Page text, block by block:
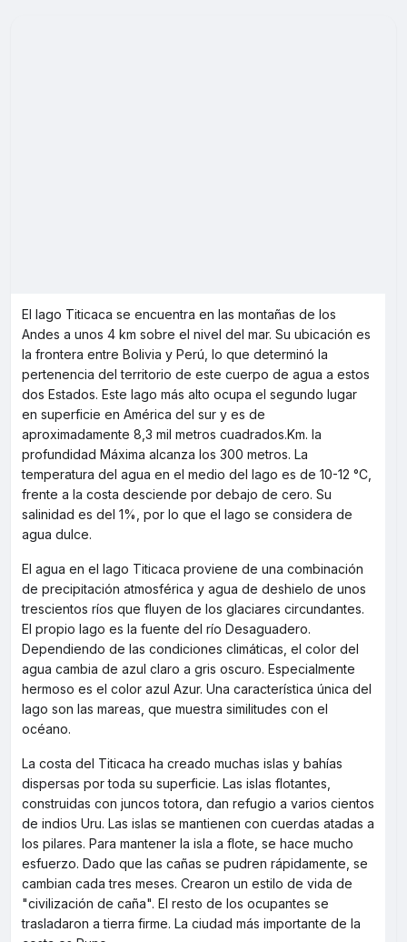
El lago Titicaca se encuentra en las montañas de los
Andes a unos 4 km sobre el nivel del mar. Su ubicación es
la frontera entre Bolivia y Perú, lo que determinó la
pertenencia del territorio de este cuerpo de agua a estos
dos Estados. Este lago más alto ocupa el segundo lugar
en superficie en América del sur y es de
aproximadamente 8,3 mil metros cuadrados.Km. la
profundidad Máxima alcanza los 300 metros. La
temperatura del agua en el medio del lago es de 10-12 °C,
frente a la costa desciende por debajo de cero. Su
salinidad es del 1%, por lo que el lago se considera de
agua dulce.
El agua en el lago Titicaca proviene de una combinación
de precipitación atmosférica y agua de deshielo de unos
trescientos ríos que fluyen de los glaciares circundantes.
El propio lago es la fuente del río Desaguadero.
Dependiendo de las condiciones climáticas, el color del
agua cambia de azul claro a gris oscuro. Especialmente
hermoso es el color azul Azur. Una característica única del
lago son las mareas, que muestra similitudes con el
océano.
La costa del Titicaca ha creado muchas islas y bahías
dispersas por toda su superficie. Las islas flotantes,
construidas con juncos totora, dan refugio a varios cientos
de indios Uru. Las islas se mantienen con cuerdas atadas a
los pilares. Para mantener la isla a flote, se hace mucho
esfuerzo. Dado que las cañas se pudren rápidamente, se
cambian cada tres meses. Crearon un estilo de vida de
"civilización de caña". El resto de los ocupantes se
trasladaron a tierra firme. La ciudad más importante de la